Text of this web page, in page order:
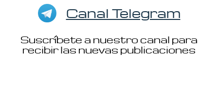
Canal Telegram
Suscríbete a nuestro canal para
recibir las nuevas publicaciones